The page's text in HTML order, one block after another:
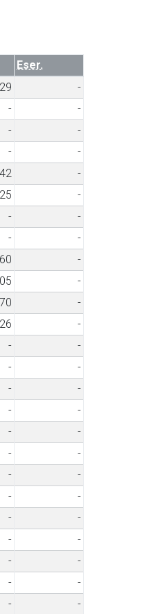
Eser.
-
-
-
-
-
-
-
-
-
-
-
-
-
-
-
-
-
-
-
-
-
-
-
-
-
-
-
-
-
-
-
-
-
-
-
-
-
-
-
-
-
-
-